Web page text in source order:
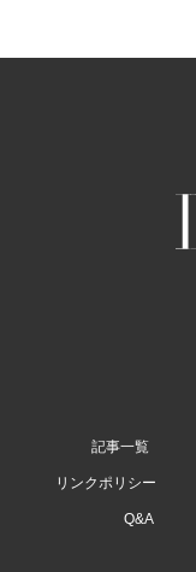
記事一覧
リンクポリシー
Q&A